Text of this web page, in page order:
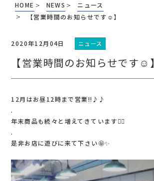
HOME NEWS
ニュース
【営業時間のお知らせです☺】
2020年12月04日 ニュース
【営業時間のお知らせです☺】
12月はお昼12時まで営業‼️♪♪
.
年末商品も続々と増えてきています🙆‍♀️
.
是非お店に遊びに来て下さい🤩✨